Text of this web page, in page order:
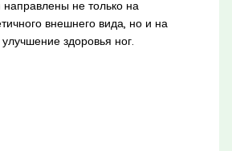
не только на
внешнего вида, но и на
здоровья ног.